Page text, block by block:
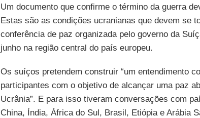
Um documento que confirme o término da guerra
Estas são as condições ucranianas que devem se
conferência de paz organizada pelo governo da
junho na região central do país europeu.
Os suíços pretendem construir “um entendimento
participantes com o objetivo de alcançar uma paz
Ucrânia”. E para isso tiveram conversações com
China, Índia, África do Sul, Brasil, Etiópia e Arábia